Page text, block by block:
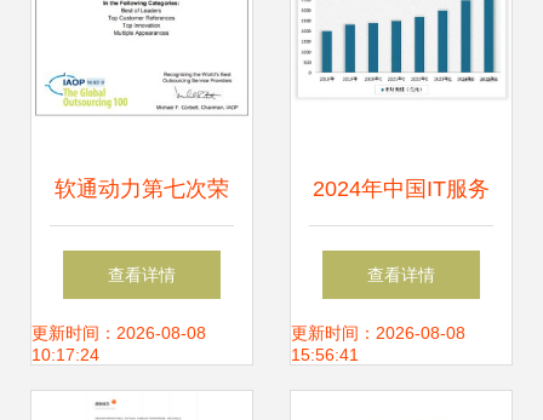
软通动力第七次荣
登全球外包百强
榜，彰显软件外包
服务卓越实力
查看详情
更新时间：2026-08-08
10:17:24
2024年中国IT服务
行业研究报告 软件
外包服务的演进、
查看详情
更新时间：2026-08-08
15:56:41